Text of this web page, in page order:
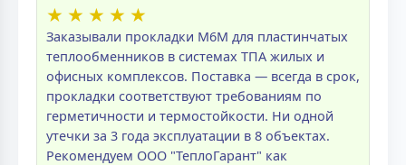
★ ★ ★ ★ ★
Заказывали прокладки M6M для пластинчатых
теплообменников в системах ТПА жилых и
офисных комплексов. Поставка — всегда в срок,
прокладки соответствуют требованиям по
герметичности и термостойкости. Ни одной
утечки за 3 года эксплуатации в 8 объектах.
Рекомендуем ООО "ТеплоГарант" как